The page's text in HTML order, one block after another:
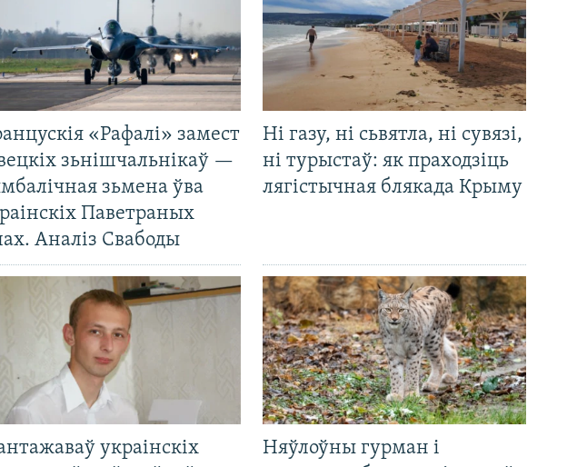
«Рафалі» замест
зьнішчальнікаў —
зьмена ўва
Паветраных
Аналіз Свабоды
Ні газу, ні сьвятла, ні сувязі,
ні турыстаў: як праходзіць
лягістычная блякада Крыму
украінскіх
Няўлоўны гурман і